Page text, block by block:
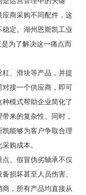
商采购不同配件，这
定。湖州恩斯凯工业
为了解决这一痛点而
、滑块等产品，并提
接一个供应商，即可
模式帮助企业简化了
来的复杂性。同时，
能够为客户争取合理
购成本。
。假冒伪劣轴承不仅
损坏甚至人员伤害。
，所有产品均直接从